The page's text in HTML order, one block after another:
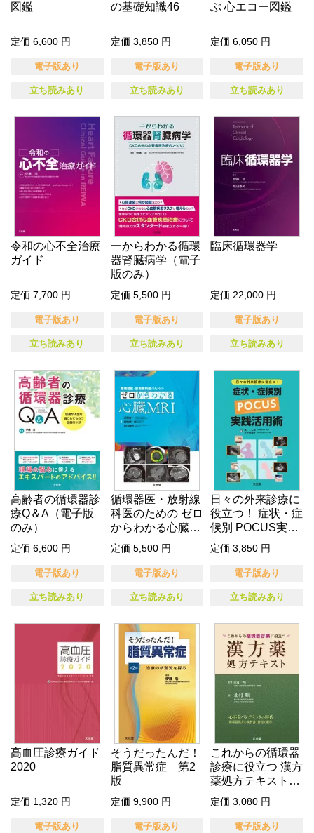
図鑑
定価 6,600 円
電子版あり
立ち読みあり
の基礎知識46
定価 3,850 円
電子版あり
立ち読みあり
ぶ 心エコー図鑑
定価 6,050 円
電子版あり
立ち読みあり
令和の心不全治療
ガイド
定価 7,700 円
電子版あり
立ち読みあり
一からわかる循環
器腎臓病学（電子
版のみ）
定価 5,500 円
電子版あり
立ち読みあり
臨床循環器学
定価 22,000 円
電子版あり
立ち読みあり
高齢者の循環器診
療Q＆A（電子版
のみ）
定価 6,600 円
電子版あり
立ち読みあり
循環器医・放射線
科医のための ゼロ
からわかる心臓M
RI
定価 5,500 円
電子版あり
立ち読みあり
日々の外来診療に
役立つ！ 症状・症
候別 POCUS実践
活用…
定価 3,850 円
電子版あり
立ち読みあり
高血圧診療ガイド
2020
定価 1,320 円
電子版あり
そうだったんだ！
脂質異常症 第2
版
定価 9,900 円
電子版あり
これからの循環器
診療に役立つ 漢方
薬処方テキスト
（電子版の…
定価 3,080 円
電子版あり